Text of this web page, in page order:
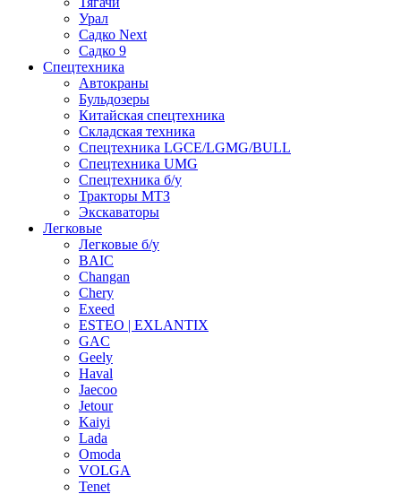
Урал
Садко Next
Садко 9
Спецтехника
Автокраны
Бульдозеры
Китайская спецтехника
Складская техника
Спецтехника LGCE/LGMG/BULL
Спецтехника UMG
Спецтехника б/у
Тракторы МТЗ
Экскаваторы
Легковые
Легковые б/у
BAIC
Changan
Chery
Exeed
ESTEO | EXLANTIX
GAC
Geely
Haval
Jaecoo
Jetour
Kaiyi
Lada
Omoda
VOLGA
Tenet